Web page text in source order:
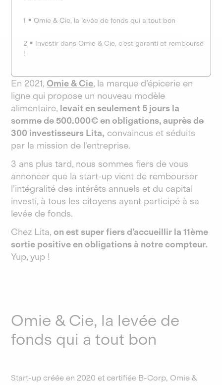
1 Omie & Cie, la levée de fonds qui a tout bon
2
Investir dans Omie & Cie, c’est garanti et remboursé
!
En 2021, Omie & Cie, la marque d’épicerie en
ligne qui propose un nouveau modèle
alimentaire, levait en seulement 5 jours la
somme de 500.000€ en obligations, auprès de
300 investisseurs Lita, convaincus et séduits
par la mission de l'entreprise.
3 ans plus tard, nous sommes fiers de vous
annoncer que la start-up vient de rembourser
l’intégralité des intérêts annuels et du capital
investi, à tous les citoyens ayant participé à sa
levée de fonds.
Chez Lita, on est super fiers d’accueillir la 11ème
sortie positive en obligations à notre compteur.
Yup, yup !
Omie & Cie, la levée de
fonds qui a tout bon
Start-up créée en 2020 et certifiée B-Corp, Omie &